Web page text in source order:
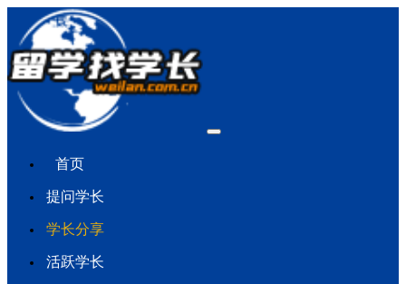
首页
提问学长
学长分享
活跃学长